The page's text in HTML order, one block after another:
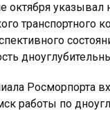
октября указывал
транспортного
Росморпорта
работы по